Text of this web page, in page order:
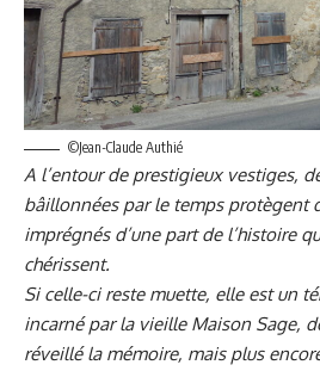
©Jean-Claude Authié
A l’entour de prestigieux vestiges,
bâillonnées par le temps protègent
imprégnés d’une part de l’histoire
chérissent.
Si celle-ci reste muette, elle est un
incarné par la vieille Maison Sage,
réveillé la mémoire, mais plus